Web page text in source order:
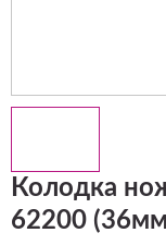
Колодка
62200